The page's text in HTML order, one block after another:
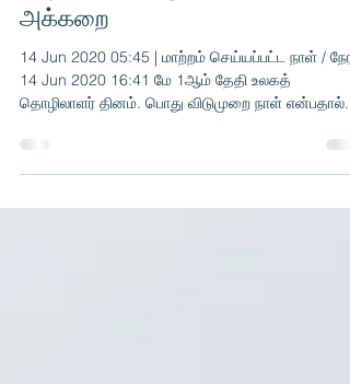
Feb 16, 2024
ஊழியர்களின் முழு நலனில்
அக்கறை
14 Jun 2020 05:45 | மாற்றம் செய்யப்பட்ட நாள் /
தொழிலாளர் தினம். பொது விடுமுறை நாள் என்பதால்...